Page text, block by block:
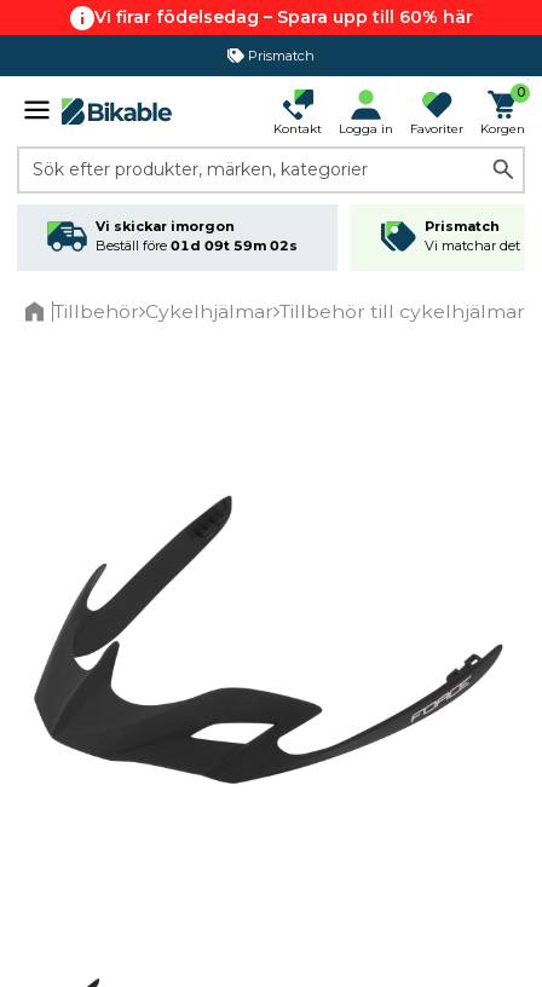
Vi firar födelsedag – Spara upp till 60% här
Prismatch
Kontakt Logga in Favoriter
0
Korgen
Sök efter produkter, märken, kategorier
Vi skickar imorgon
Beställ före 01d 09t 59m 02s
Prismatch
Vi matchar det
Tillbehör Cykelhjälmar Tillbehör till cykelhjälmar